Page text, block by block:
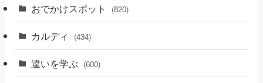
おでかけスポット (820)
カルディ (434)
違いを学ぶ (600)